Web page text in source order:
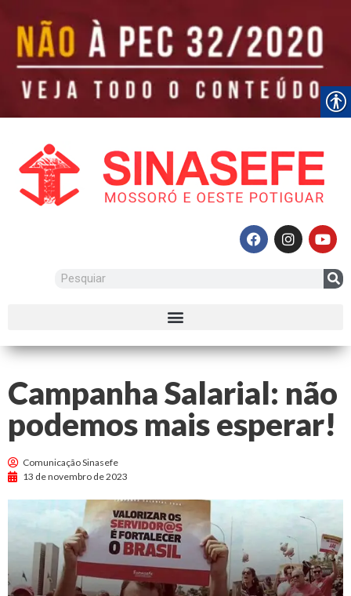
Campanha Salarial: não
podemos mais esperar!
Comunicação Sinasefe
13 de novembro de 2023